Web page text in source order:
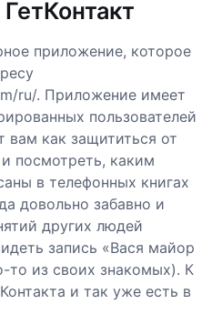
приложение, которое
ru/. Приложение имеет
пользователей
вам как защититься от
посмотреть, каким
в телефонных книгах
довольно забавно и
других людей
запись «Вася майор
из своих знакомых). К
и так уже есть в